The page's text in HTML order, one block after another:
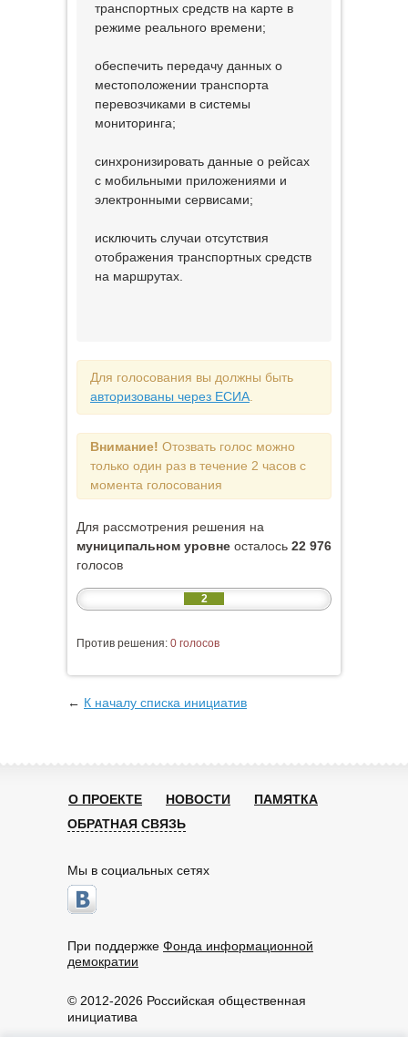
транспортных средств на карте в
режиме реального времени;
обеспечить передачу данных о
местоположении транспорта
перевозчиками в системы
мониторинга;
синхронизировать данные о рейсах
с мобильными приложениями и
электронными сервисами;
исключить случаи отсутствия
отображения транспортных средств
на маршрутах.
Для голосования вы должны быть
авторизованы через ЕСИА
Внимание! Отозвать голос можно
только один раз в течение 2 часов с
момента голосования
Для рассмотрения решения на
муниципальном уровне осталось 22 976
голосов
2
Против решения: 0 голосов
← К началу списка инициатив
© 2012-2026 Российская общественная
инициатива
О ПРОЕКТЕ НОВОСТИ
ПАМЯТКА
ОБРАТНАЯ СВЯЗЬ
Мы в социальных сетях
При поддержке Фонда информационной
демократии